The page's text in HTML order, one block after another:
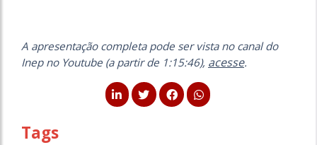
A apresentação completa pode ser vista no canal do
Inep no Youtube (a partir de 1:15:46), acesse.
Tags